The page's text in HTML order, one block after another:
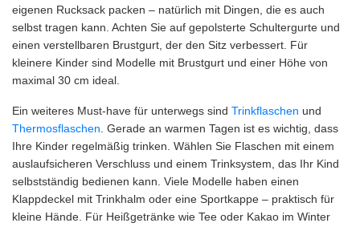
eigenen Rucksack packen – natürlich mit Dingen, die es auch
selbst tragen kann. Achten Sie auf gepolsterte Schultergurte und
einen verstellbaren Brustgurt, der den Sitz verbessert. Für
kleinere Kinder sind Modelle mit Brustgurt und einer Höhe von
maximal 30 cm ideal.
Ein weiteres Must-have für unterwegs sind Trinkflaschen und
Thermosflaschen. Gerade an warmen Tagen ist es wichtig, dass
Ihre Kinder regelmäßig trinken. Wählen Sie Flaschen mit einem
auslaufsicheren Verschluss und einem Trinksystem, das Ihr Kind
selbstständig bedienen kann. Viele Modelle haben einen
Klappdeckel mit Trinkhalm oder eine Sportkappe – praktisch für
kleine Hände. Für Heißgetränke wie Tee oder Kakao im Winter